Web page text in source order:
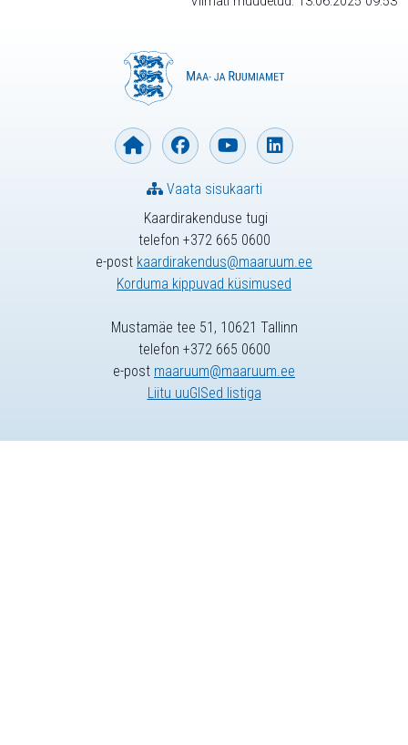
Kaardirakenduse tugi
telefon +372 665 0600
e-post kaardirakendus@maaruum.ee
Korduma kippuvad küsimused
Vaata sisukaarti
Mustamäe tee 51, 10621 Tallinn
telefon +372 665 0600
e-post maaruum@maaruum.ee
Liitu uuGISed listiga